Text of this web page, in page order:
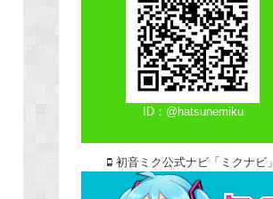
ID：@hatsunemiku
初音ミク公式ナビ「ミクナビ」